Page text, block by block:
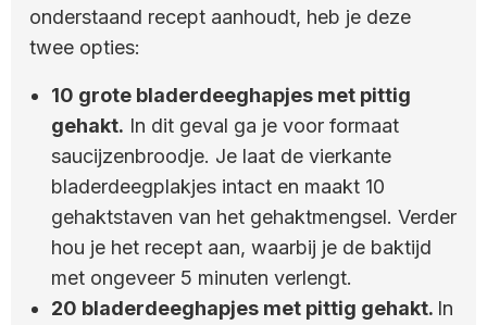
onderstaand recept aanhoudt, heb je deze
twee opties:
10 grote bladerdeeghapjes met pittig
gehakt. In dit geval ga je voor formaat
saucijzenbroodje. Je laat de vierkante
bladerdeegplakjes intact en maakt 10
gehaktstaven van het gehaktmengsel. Verder
hou je het recept aan, waarbij je de baktijd
met ongeveer 5 minuten verlengt.
20 bladerdeeghapjes met pittig gehakt. In